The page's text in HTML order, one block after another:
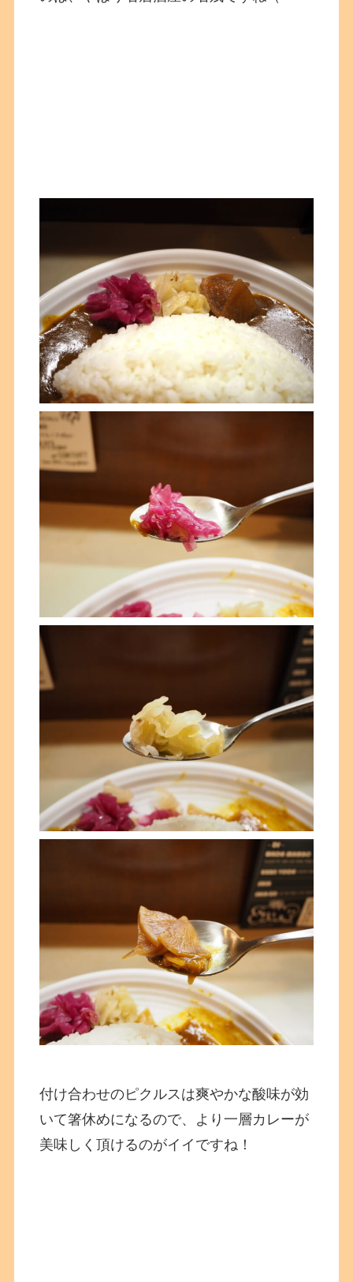
付け合わせのピクルスは爽やかな酸味が効
いて箸休めになるので、より一層カレーが
美味しく頂けるのがイイですね！